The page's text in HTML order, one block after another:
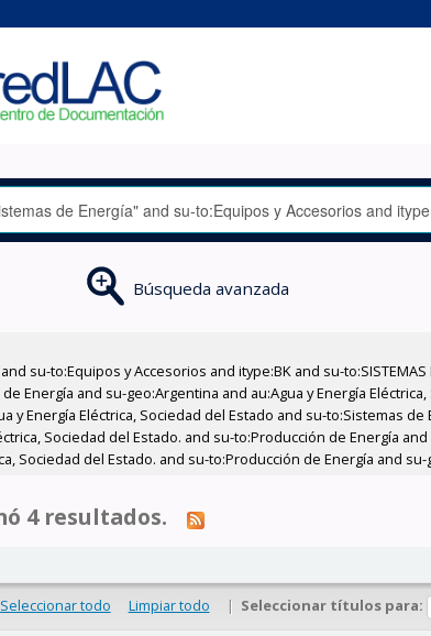
Búsqueda avanzada
su-to:Equipos y Accesorios and itype:BK and su-to:SISTEMAS
Energía and su-geo:Argentina and au:Agua y Energía
y Energía Eléctrica, Sociedad del Estado and su-to:Sistemas
Sociedad del Estado. and su-to:Producción de Energía
Sociedad del Estado. and su-to:Producción de Energía and
4 resultados.
Seleccionar todo Limpiar todo | Seleccionar títulos para: